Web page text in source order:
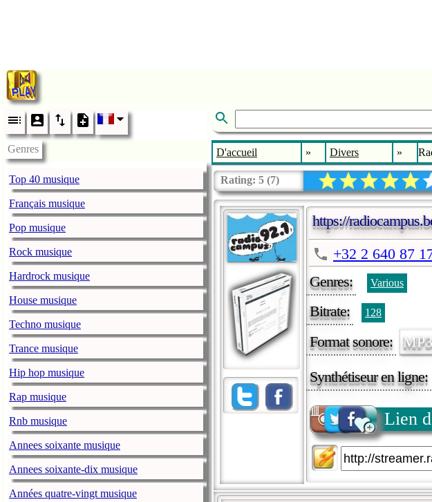
Genres
Top 40 musique
Français musique
Pop musique
Rock musique
Hardrock musique
House musique
Techno musique
Trance musique
Hip hop musique
Rap musique
Rnb musique
Annees soixante musique
Annees soixante-dix musique
Années quatre-vingt musique
D'accueil » Divers »
Rating: 5 (7)
https://
+32 2 640 87
Genres:
Various
Bitrate: 128
Format sonore: MP3
Synthétiseur en ligne:
Lien